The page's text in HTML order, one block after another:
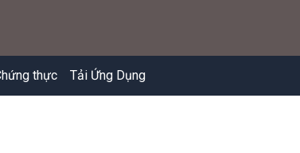
thực Tải Ứng Dụng